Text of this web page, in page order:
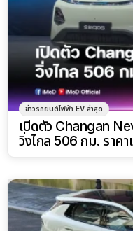
ข่าวรถยนต์ไฟฟ้า EV ล่าสุด
เปิดตัว Changan
วิ่งไกล 506 กม. ราค